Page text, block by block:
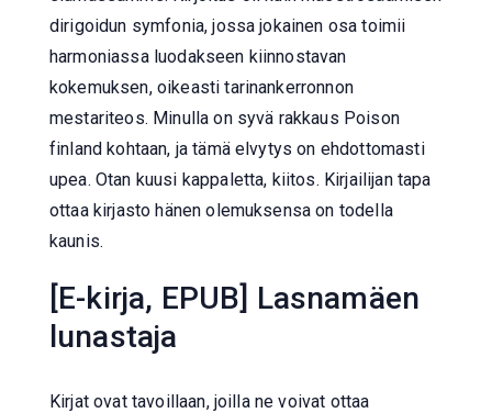
dirigoidun symfonia, jossa jokainen osa toimii
harmoniassa luodakseen kiinnostavan
kokemuksen, oikeasti tarinankerronnon
mestariteos. Minulla on syvä rakkaus Poison
finland kohtaan, ja tämä elvytys on ehdottomasti
upea. Otan kuusi kappaletta, kiitos. Kirjailijan tapa
ottaa kirjasto hänen olemuksensa on todella
kaunis.
[E-kirja, EPUB] Lasnamäen
lunastaja
Kirjat ovat tavoillaan, joilla ne voivat ottaa